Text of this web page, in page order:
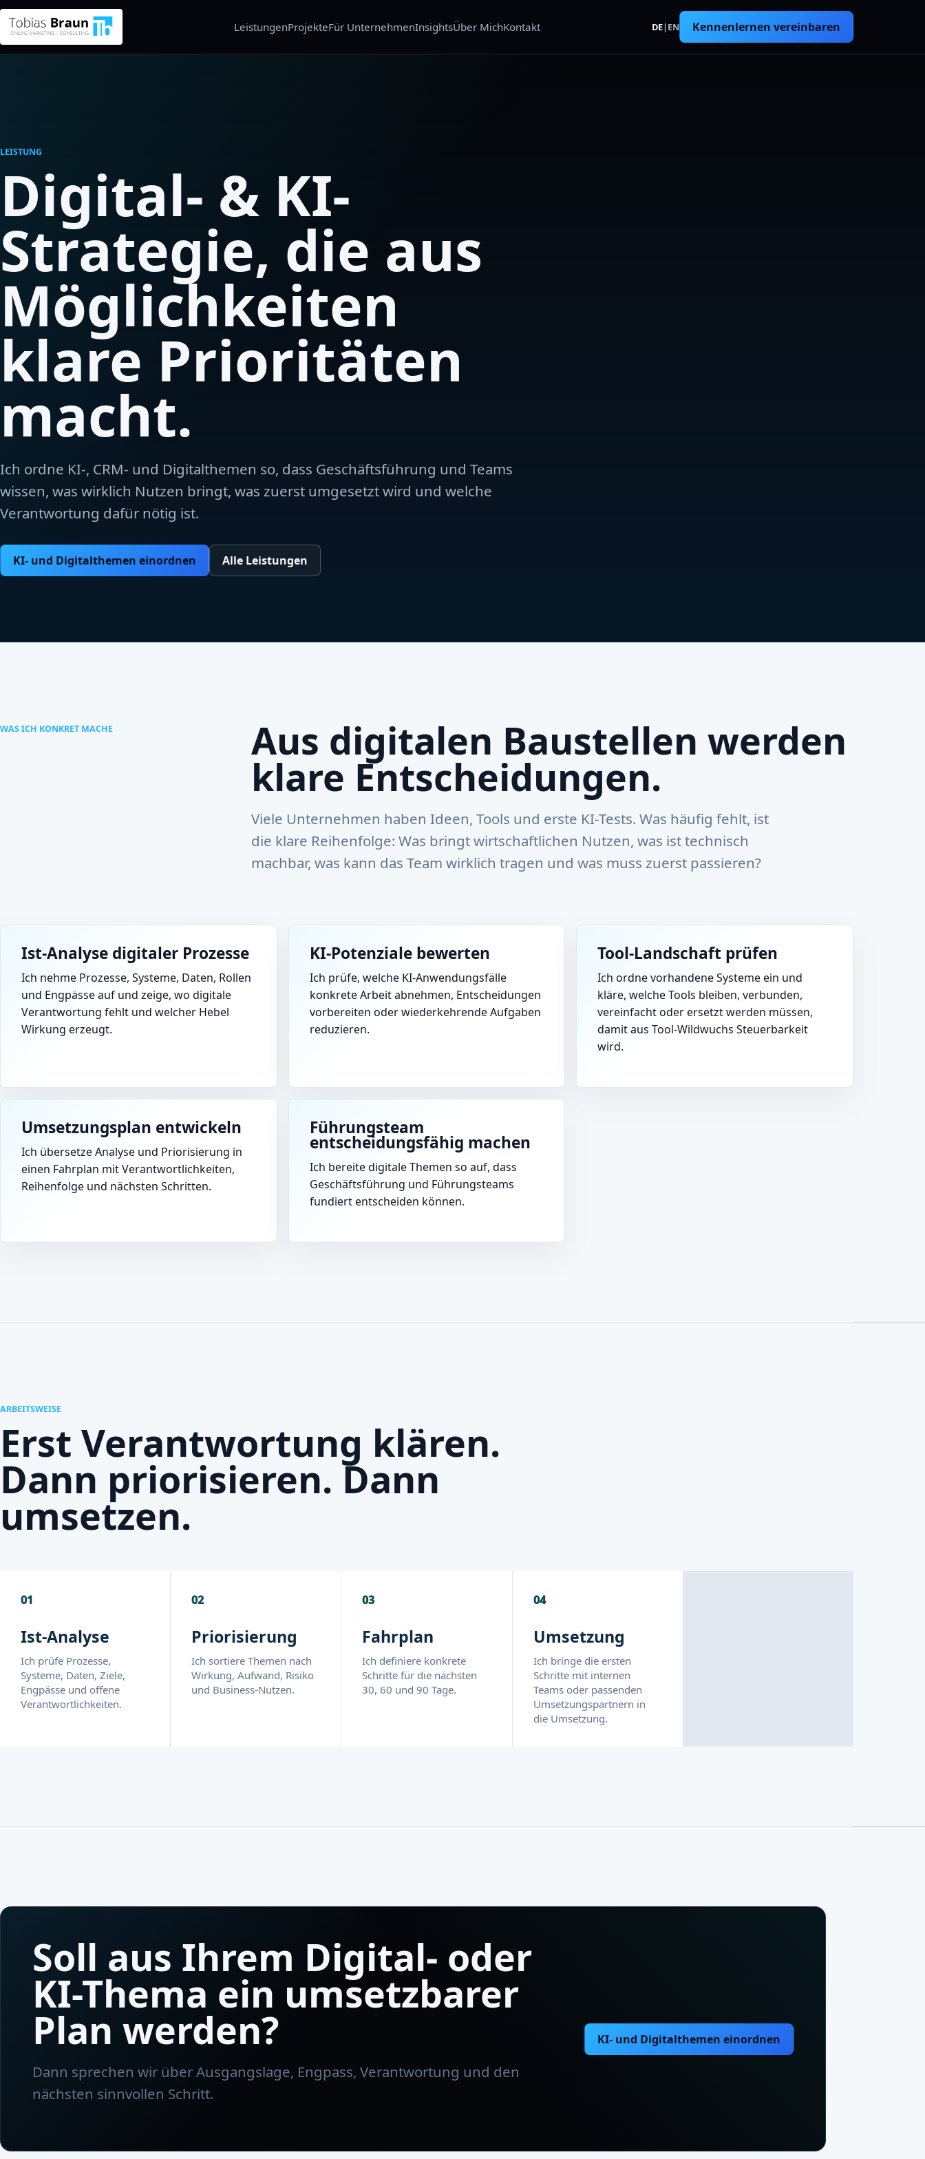
LeistungenProjekteFür UnternehmenInsightsÜber MichKontakt DE|EN Kennenlernen vereinbaren
LEISTUNG
Digital- & KI-
Strategie, die aus
Möglichkeiten
klare Prioritäten
macht.
Ich ordne KI-, CRM- und Digitalthemen so, dass Geschäftsführung und Teams
wissen, was wirklich Nutzen bringt, was zuerst umgesetzt wird und welche
Verantwortung dafür nötig ist.
KI- und Digitalthemen einordnen Alle Leistungen
WAS ICH KONKRET MACHE Aus digitalen Baustellen werden
klare Entscheidungen.
Viele Unternehmen haben Ideen, Tools und erste KI-Tests. Was häufig fehlt, ist
die klare Reihenfolge: Was bringt wirtschaftlichen Nutzen, was ist technisch
machbar, was kann das Team wirklich tragen und was muss zuerst passieren?
Ist-Analyse digitaler Prozesse
Ich nehme Prozesse, Systeme, Daten, Rollen
und Engpässe auf und zeige, wo digitale
Verantwortung fehlt und welcher Hebel
Wirkung erzeugt.
KI-Potenziale bewerten
Ich prüfe, welche KI-Anwendungsfälle
konkrete Arbeit abnehmen, Entscheidungen
vorbereiten oder wiederkehrende Aufgaben
reduzieren.
Tool-Landschaft prüfen
Ich ordne vorhandene Systeme ein und
kläre, welche Tools bleiben, verbunden,
vereinfacht oder ersetzt werden müssen,
damit aus Tool-Wildwuchs Steuerbarkeit
wird.
Umsetzungsplan entwickeln
Ich übersetze Analyse und Priorisierung in
einen Fahrplan mit Verantwortlichkeiten,
Reihenfolge und nächsten Schritten.
Führungsteam
entscheidungsfähig machen
Ich bereite digitale Themen so auf, dass
Geschäftsführung und Führungsteams
fundiert entscheiden können.
ARBEITSWEISE
Erst Verantwortung klären.
Dann priorisieren. Dann
umsetzen.
01
Ist-Analyse
Ich prüfe Prozesse,
Systeme, Daten, Ziele,
Engpässe und offene
Verantwortlichkeiten.
02
Priorisierung
Ich sortiere Themen nach
Wirkung, Aufwand, Risiko
und Business-Nutzen.
03
Fahrplan
Ich definiere konkrete
Schritte für die nächsten
30, 60 und 90 Tage.
04
Umsetzung
Ich bringe die ersten
Schritte mit internen
Teams oder passenden
Umsetzungspartnern in
die Umsetzung.
Soll aus Ihrem Digital- oder
KI-Thema ein umsetzbarer
Plan werden?
Dann sprechen wir über Ausgangslage, Engpass, Verantwortung und den
nächsten sinnvollen Schritt.
KI- und Digitalthemen einordnen